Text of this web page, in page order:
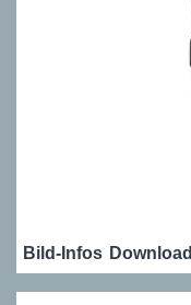
Bild-Infos Download